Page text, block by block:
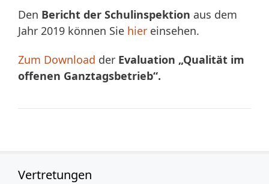
Den Bericht der Schulinspektion aus dem
Jahr 2019 können Sie hier einsehen.
Zum Download der Evaluation „Qualität im
offenen Ganztagsbetrieb“.
Vertretungen